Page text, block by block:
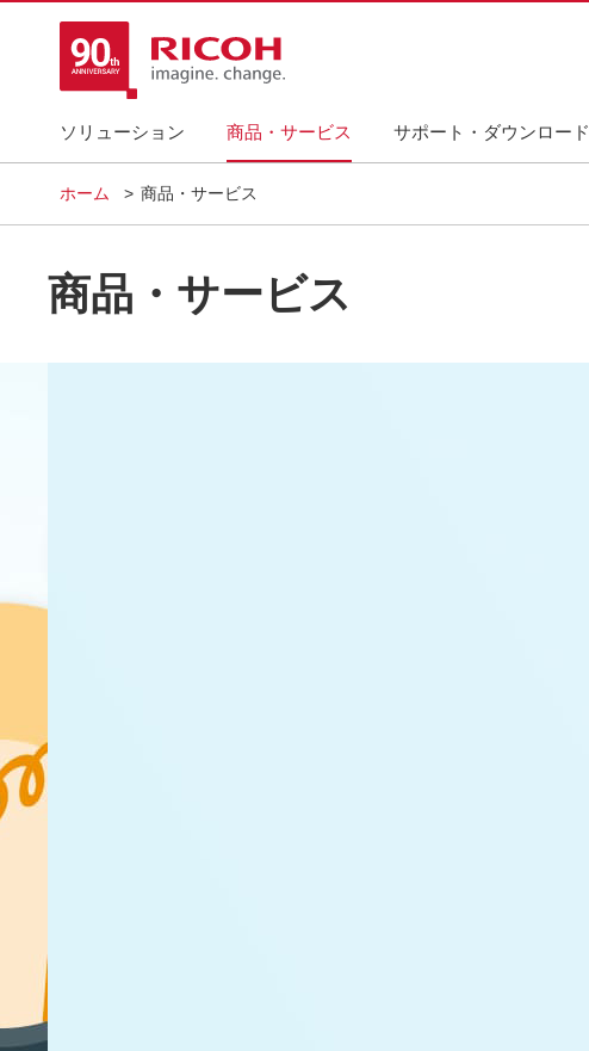
ソリューション 商品・サービス サポート・ダウンロード
ホーム 商品・サービス
商品・サービス